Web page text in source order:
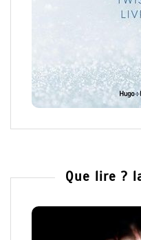
Que lire ?